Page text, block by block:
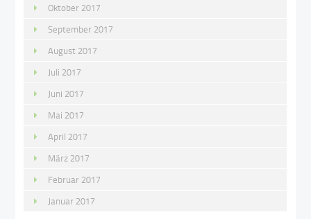
Oktober 2017
September 2017
August 2017
Juli 2017
Juni 2017
Mai 2017
April 2017
März 2017
Februar 2017
Januar 2017